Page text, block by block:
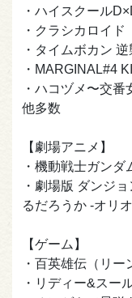
・ハイスクール
・クラシカロイド
・タイムボカン
・MARGINAL#4
・ハコヅメ〜交番
他多数
【劇場アニメ】
・機動戦士ガンダ
・劇場版 ダンジ
るだろうか -オリ
【ゲーム】
・百英雄伝（リー
・リディー&スー